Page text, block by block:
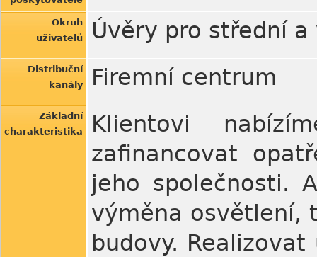
Okruh
uživatelů
Úvěry pro střední
Distribuční
kanály
Firemní centrum
Základní
charakteristika
Klientovi
zafinancovat
jeho společnosti.
výměna osvětlení,
budovy.